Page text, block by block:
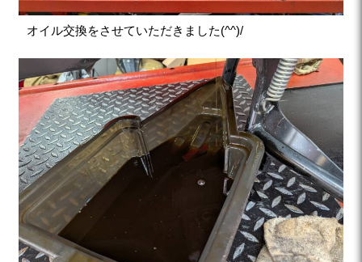
オイル交換をさせていただきました(^^)/